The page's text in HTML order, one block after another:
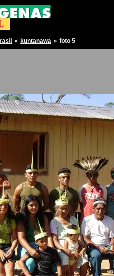
» kuntanawa » foto 5